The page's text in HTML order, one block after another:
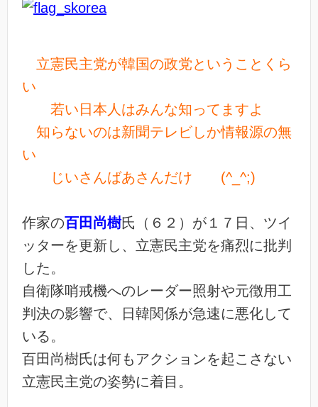
立憲民主党が韓国の政党ということくら
い
若い日本人はみんな知ってますよ
知らないのは新聞テレビしか情報源の無
い
じいさんばあさんだけ (^_^;)
作家の百田尚樹氏（６２）が１７日、ツイ
ッターを更新し、立憲民主党を痛烈に批判
した。
自衛隊哨戒機へのレーダー照射や元徴用工
判決の影響で、日韓関係が急速に悪化して
いる。
百田尚樹氏は何もアクションを起こさない
立憲民主党の姿勢に着目。